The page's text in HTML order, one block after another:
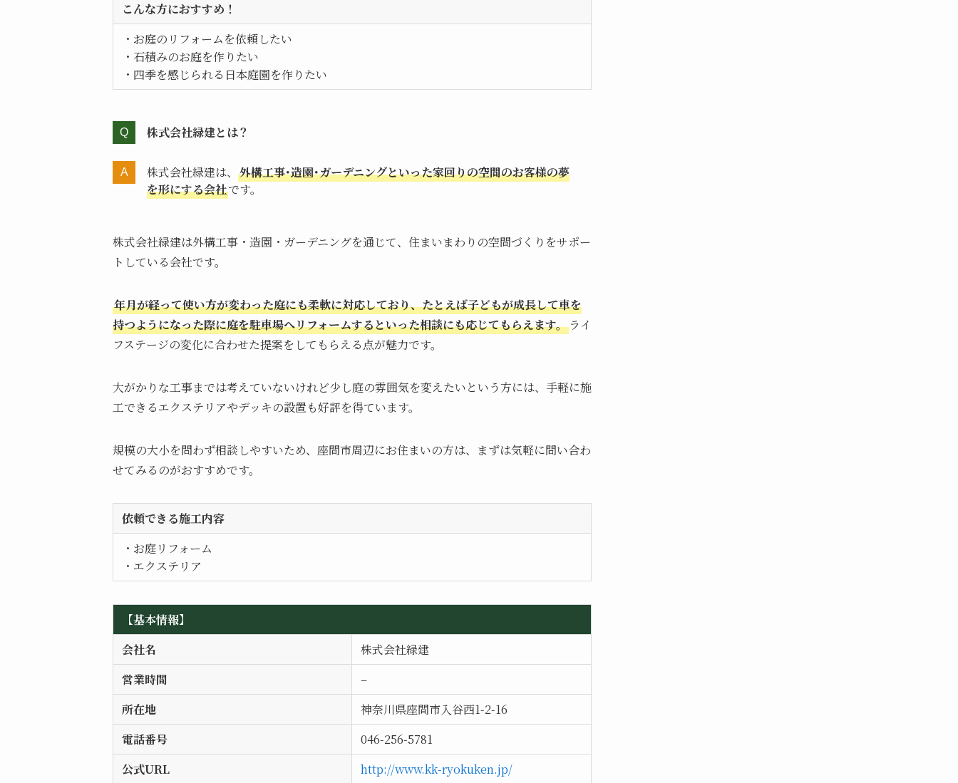
こんな方におすすめ！
・お庭のリフォームを依頼したい
・石積みのお庭を作りたい
・四季を感じられる日本庭園を作りたい
株式会社緑建とは？
株式会社緑建は、 外構工事･造園･ガーデニングといった家回りの空間のお客様の夢
を形にする会社です。
株式会社緑建は外構工事・造園・ガーデニングを通じて、住まいまわりの空間づくりをサポー
トしている会社です。
年月が経って使い方が変わった庭にも柔軟に対応しており、たとえば子どもが成長して車を
持つようになった際に庭を駐車場へリフォームするといった相談にも応じてもらえます。 ライ
フステージの変化に合わせた提案をしてもらえる点が魅力です。
大がかりな工事までは考えていないけれど少し庭の雰囲気を変えたいという方には、手軽に施
工できるエクステリアやデッキの設置も好評を得ています。
規模の大小を問わず相談しやすいため、座間市周辺にお住まいの方は、まずは気軽に問い合わ
せてみるのがおすすめです。
依頼できる施工内容
・お庭リフォーム
・エクステリア
【基本情報】
会社名
株式会社緑建
営業時間
–
所在地
神奈川県座間市入谷西1-2-16
電話番号
046-256-5781
公式URL
http://www.kk-ryokuken.jp/